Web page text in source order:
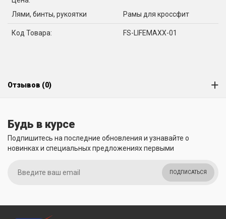
Лями, бинты, рукоятки
Рамы для кроссфит
Код Товара: FS-LIFEMAXX-01
Отзывов (0)
Будь в курсе
Подпишитесь на последние обновления и узнавайте о
новинках и специальных предложениях первыми
ПОДПИСАТЬСЯ